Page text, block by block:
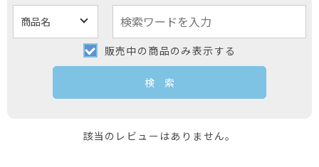
販売中の商品のみ表示する
該当のレビューはありません。